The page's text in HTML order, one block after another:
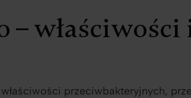
– właściwości
przeciwbakteryjnych,